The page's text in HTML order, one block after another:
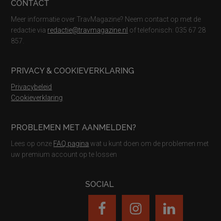
CONTACT
Meer informatie over TravMagazine? Neem contact op met de
redactie via redactie@travmagazine.nl of telefonisch: 035 67 28
857.
PRIVACY & COOKIEVERKLARING
Privacybeleid
Cookieverklaring
PROBLEMEN MET AANMELDEN?
Lees op onze FAQ pagina wat u kunt doen om de problemen met
uw premium account op te lossen
SOCIAL